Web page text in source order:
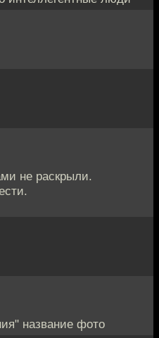
не раскрыли.
название фото